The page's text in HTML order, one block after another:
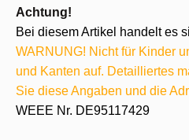
Achtung!
Bei diesem Artikel handelt es
WARNUNG! Nicht für Kinder
und Kanten auf. Detailliertes
Sie diese Angaben und die
WEEE Nr. DE95117429